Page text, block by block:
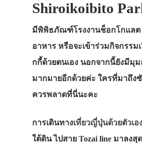
Shiroikoibito
มีพิพิธภัณฑ์โรงงานช็อกโกแลต
อาหาร หรือจะเข้าร่วมกิจกรรม
กกี้ด้วยตนเอง นอกจากนี้ยังมีมุม
มากมายอีกด้วยค่ะ ใครที่มาถึง
ควรพลาดที่นี่นะคะ
การเดินทางเที่ยวญี่ปุ่นด้วยตัวเอ
ใต้ดิน ไปสาย Tozai line มาลงสุ